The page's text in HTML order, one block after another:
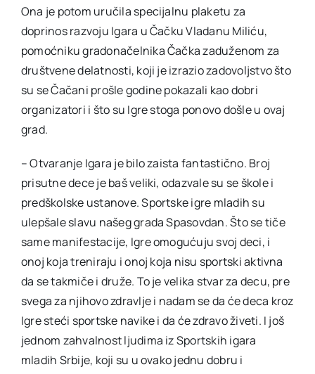
Ona je potom uručila specijalnu plaketu za
doprinos razvoju Igara u Čačku Vladanu Miliću,
pomoćniku gradonačelnika Čačka zaduženom za
društvene delatnosti, koji je izrazio zadovoljstvo što
su se Čačani prošle godine pokazali kao dobri
organizatori i što su Igre stoga ponovo došle u ovaj
grad.
– Otvaranje Igara je bilo zaista fantastično. Broj
prisutne dece je baš veliki, odazvale su se škole i
predškolske ustanove. Sportske igre mladih su
ulepšale slavu našeg grada Spasovdan. Što se tiče
same manifestacije, Igre omogućuju svoj deci, i
onoj koja treniraju i onoj koja nisu sportski aktivna
da se takmiče i druže. To je velika stvar za decu, pre
svega za njihovo zdravlje i nadam se da će deca kroz
Igre steći sportske navike i da će zdravo živeti. I još
jednom zahvalnost ljudima iz Sportskih igara
mladih Srbije, koji su u ovako jednu dobru i